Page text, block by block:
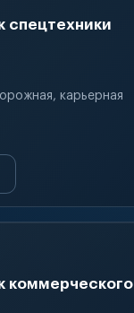
спецтехники
карьерная
коммерческого